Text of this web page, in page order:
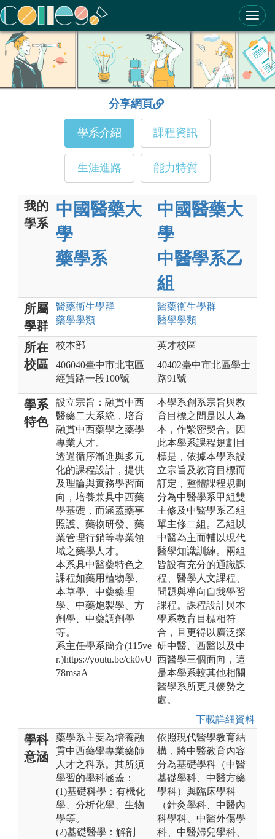
ColleGo! 大學選才與高中育才輔助系統
分享網頁
學系介紹 課程資訊
生涯進路 能力特質
我的
學系
中國醫藥大
學
藥學系
中國醫藥大
學
中醫學系乙
組
所屬
學群
醫藥衛生學群
藥學學類
醫藥衛生學群
醫學學類
所在
校區
校本部
406040臺中市北屯區
經貿路一段100號
英才校區
40402臺中市北區學士
路91號
學系
特色
設立宗旨：融貫中西
醫藥二大系統，培育
融貫中西藥學之藥學
專業人才。
透過循序漸進與多元
化的課程設計，提供
及理論與實務學習面
向，培養兼具中西藥
學基礎，而涵蓋藥事
照護、藥物研發、藥
業管理行銷等專業領
域之藥學人才。
本系具中醫藥特色之
課程如藥用植物學、
本草學、中藥藥理
學、中藥炮製學、方
劑學、中藥調劑學
等。
系主任學系簡介(115ve
r.)https://youtu.be/ck0vU
78msaA
本學系創系宗旨與教
育目標之間是以人為
本，作緊密契合。因
此本學系課程規劃目
標是，依據本學系設
立宗旨及教育目標而
訂定，整體課程規劃
分為中醫學系甲組雙
主修及中醫學系乙組
單主修二組。乙組以
中醫為主而輔以現代
醫學知識訓練。兩組
皆設有充分的通識課
程、醫學人文課程、
問題與導向自我學習
課程。課程設計與本
學系教育目標相符
合，且更得以廣泛探
研中醫、西醫以及中
西醫學三個面向，這
是本學系較其他相關
醫學系所更具優勢之
處。
下載詳細資料
學科
意涵
藥學系主要為培養融
貫中西藥學專業藥師
人才之科系。其所須
學習的學科涵蓋：
(1)基礎科學：有機化
學、分析化學、生物
學等。
(2)基礎醫學：解剖
依照現代醫學教育結
構，將中醫教育內容
分為基礎學科（中醫
基礎學科、中醫方藥
學科）與臨床學科
（針灸學科、中醫內
科學科、中醫外傷學
科、中醫婦兒學科、